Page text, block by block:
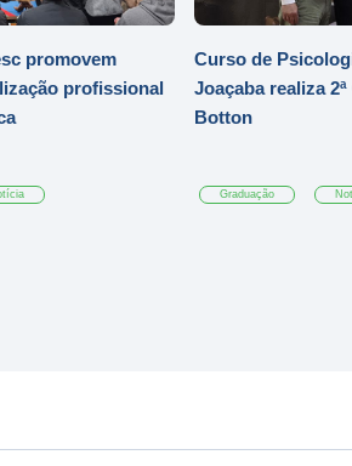
promovem
profissional
Curso de
Joaçaba realiza
Botton
Graduação